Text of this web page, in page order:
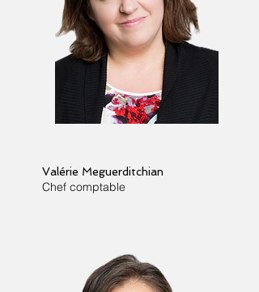
Valérie Meguerditchian
Chef comptable